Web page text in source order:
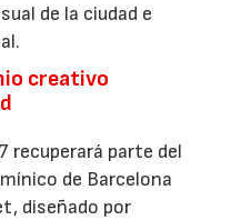
de la ciudad e
creativo
recuperará parte del
de Barcelona
diseñado por